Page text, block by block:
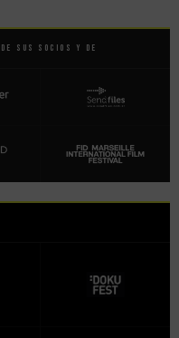
sus socios y de